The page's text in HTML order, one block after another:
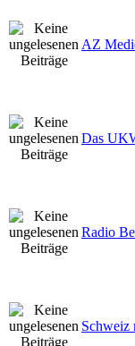
AZ
Das
Radio
Schweiz